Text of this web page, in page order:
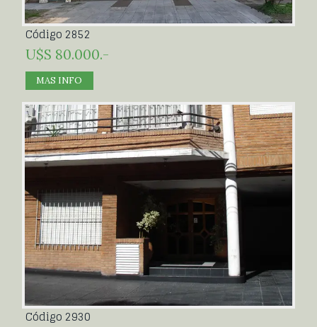
Código 2852
U$S 80.000.-
MAS INFO
Código 2930